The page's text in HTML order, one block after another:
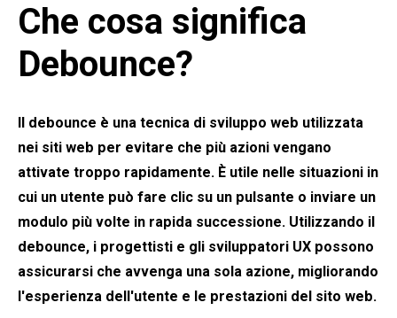
Che cosa significa
Debounce?
Il debounce è una tecnica di sviluppo web utilizzata
nei siti web per evitare che più azioni vengano
attivate troppo rapidamente. È utile nelle situazioni in
cui un utente può fare clic su un pulsante o inviare un
modulo più volte in rapida successione. Utilizzando il
debounce, i progettisti e gli sviluppatori UX possono
assicurarsi che avvenga una sola azione, migliorando
l'esperienza dell'utente e le prestazioni del sito web.